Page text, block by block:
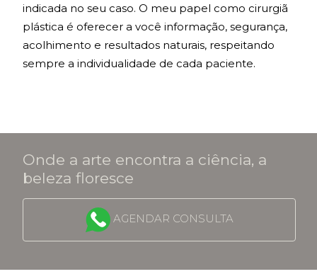
indicada no seu caso. O meu papel como cirurgiã
plástica é oferecer a você informação, segurança,
acolhimento e resultados naturais, respeitando
sempre a individualidade de cada paciente.
Onde a arte encontra a ciência, a
beleza floresce
AGENDAR CONSULTA